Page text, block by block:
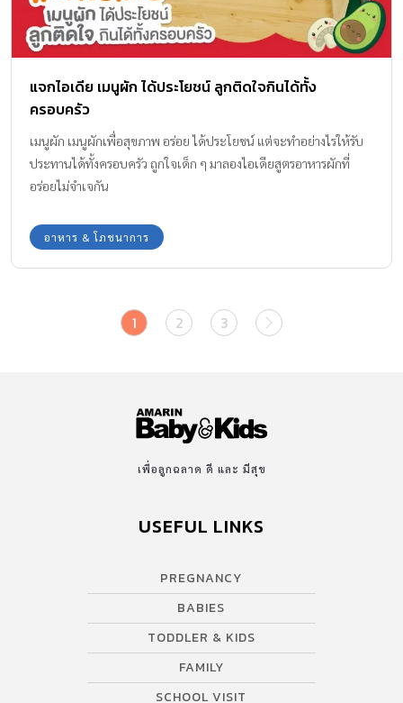
แจกไอเดีย เมนูผัก ได้ประโยชน์ ลูกติดใจกินได้ทั้ง
ครอบครัว
เมนูผัก เมนูผักเพื่อสุขภาพ อร่อย ได้ประโยชน์ แต่จะทำอย่างไรให้รับ
ประทานได้ทั้งครอบครัว ถูกใจเด็ก ๆ มาลองไอเดียสูตรอาหารผักที่
อร่อยไม่จำเจกัน
อาหาร & โภชนาการ
1 2 3
เพื่อลูกฉลาด ดี และ มีสุข
USEFUL LINKS
PREGNANCY
BABIES
TODDLER & KIDS
FAMILY
SCHOOL VISIT